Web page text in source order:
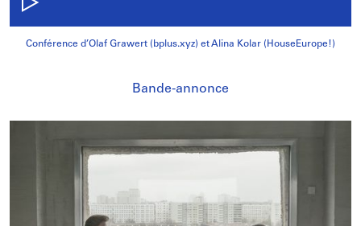
Conférence d’Olaf Grawert (bplus.xyz) et Alina Kolar (HouseEurope!)
Bande-annonce